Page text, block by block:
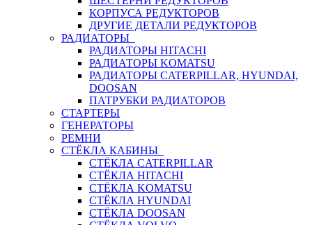
КОРПУСА РЕДУКТОРОВ
ДРУГИЕ ДЕТАЛИ РЕДУКТОРОВ
РАДИАТОРЫ
РАДИАТОРЫ HITACHI
РАДИАТОРЫ KOMATSU
РАДИАТОРЫ CATERPILLAR, HYUNDAI,
DOOSAN
ПАТРУБКИ РАДИАТОРОВ
СТАРТЕРЫ
ГЕНЕРАТОРЫ
РЕМНИ
СТЁКЛА КАБИНЫ
СТЁКЛА CATERPILLAR
СТЁКЛА HITACHI
СТЁКЛА KOMATSU
СТЁКЛА HYUNDAI
СТЁКЛА DOOSAN